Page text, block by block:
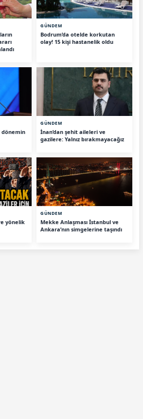
GÜNDEM
Bodrum’da otelde korkutan
olay! 15 kişi hastanelik oldu
dönemin
GÜNDEM
İnan’dan şehit aileleri ve
gazilere: Yalnız bırakmayacağız
yönelik
GÜNDEM
Mekke Anlaşması İstanbul ve
Ankara’nın simgelerine taşındı